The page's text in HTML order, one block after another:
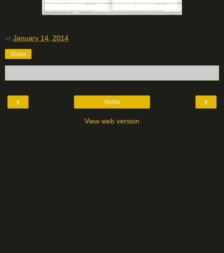
at January 14, 2014
Share
‹ ›
Home
View web version